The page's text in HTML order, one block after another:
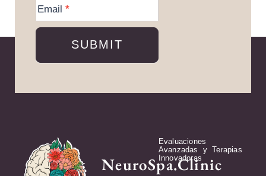
Information
Email *
SUBMIT
NeuroSpa.Clinic
Evaluaciones
Avanzadas y Terapias
Innovadoras